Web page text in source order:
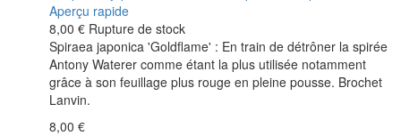
Aperçu rapide
8,00 € Rupture de stock
Spiraea japonica 'Goldflame' : En train de détrôner la spirée
Antony Waterer comme étant la plus utilisée notamment
grâce à son feuillage plus rouge en pleine pousse. Brochet
Lanvin.
8,00 €